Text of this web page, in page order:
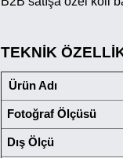
TEKNİK
Ürün Adı
Fotoğraf Ölçüsü
Dış Ölçü